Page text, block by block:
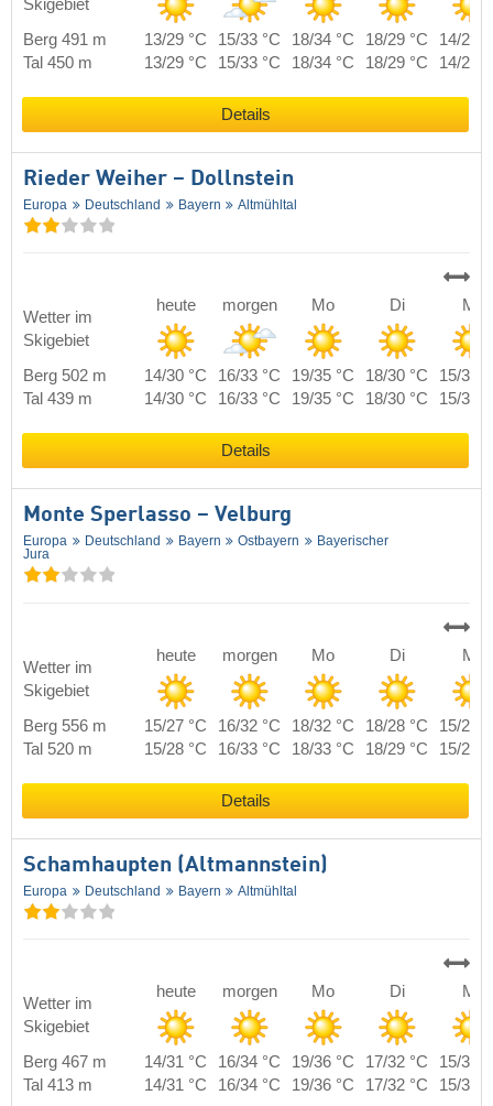
Skigebiet
Berg 491 m 13/29 °C 15/33 °C 18/34 °C 18/29 °C
14/29
Tal 450 m
13/29 °C 15/33 °C 18/34 °C 18/29 °C 14/29
Details
Rieder Weiher – Dollnstein
Europa Deutschland Bayern Altmühltal
Wetter im
Skigebiet
heute morgen Mo Di Mi
Berg 502 m 14/30 °C 16/33 °C 19/35 °C 18/30 °C
15/31
Tal 439 m
14/30 °C 16/33 °C 19/35 °C 18/30 °C 15/31
Details
Monte Sperlasso – Velburg
Europa Deutschland Bayern Ostbayern
Bayerischer
Jura
Wetter im
Skigebiet
heute morgen Mo Di Mi
Berg 556 m 15/27 °C 16/32 °C 18/32 °C 18/28 °C
15/28
Tal 520 m
15/28 °C 16/33 °C 18/33 °C 18/29 °C 15/29
Details
Schamhaupten (Altmannstein)
Europa Deutschland Bayern Altmühltal
Wetter im
Skigebiet
heute morgen Mo Di Mi
Berg 467 m 14/31 °C 16/34 °C 19/36 °C 17/32 °C
15/31
Tal 413 m
14/31 °C 16/34 °C 19/36 °C 17/32 °C 15/31